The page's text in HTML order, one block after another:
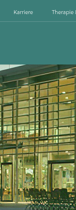
Karriere Therapie